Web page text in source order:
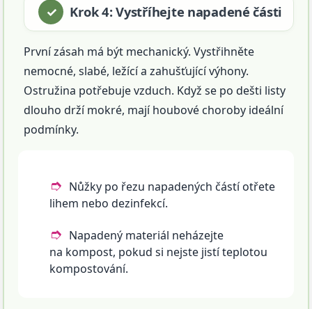
Krok 4: Vystříhejte napadené části
První zásah má být mechanický. Vystřihněte
nemocné, slabé, ležící a zahušťující výhony.
Ostružina potřebuje vzduch. Když se po dešti listy
dlouho drží mokré, mají houbové choroby ideální
podmínky.
Nůžky po řezu napadených částí otřete
lihem nebo dezinfekcí.
Napadený materiál neházejte
na kompost, pokud si nejste jistí teplotou
kompostování.